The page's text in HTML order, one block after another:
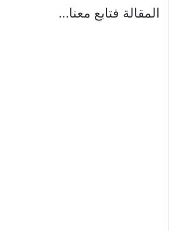
المقالة فتابع معنا…